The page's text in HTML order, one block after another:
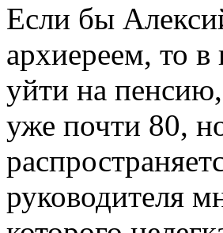
Если бы
архиереем, то
уйти на
уже почти 80,
руководителя